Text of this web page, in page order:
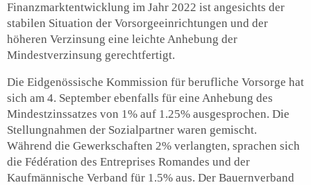
Finanzmarktentwicklung im Jahr 2022 ist angesichts der
stabilen Situation der Vorsorgeeinrichtungen und der
höheren Verzinsung eine leichte Anhebung der
Mindestverzinsung gerechtfertigt.
Die Eidgenössische Kommission für berufliche Vorsorge hat
sich am 4. September ebenfalls für eine Anhebung des
Mindestzinssatzes von 1% auf 1.25% ausgesprochen. Die
Stellungnahmen der Sozialpartner waren gemischt.
Während die Gewerkschaften 2% verlangten, sprachen sich
die Fédération des Entreprises Romandes und der
Kaufmännische Verband für 1.5% aus. Der Bauernverband